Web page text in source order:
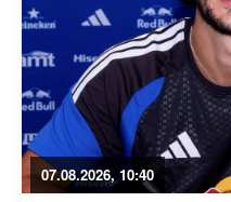
07.08.2026, 10:40